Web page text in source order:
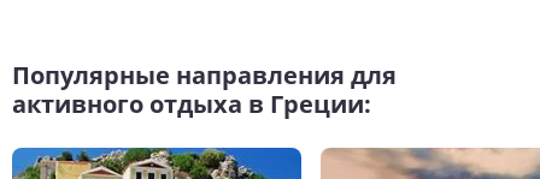
Популярные направления для
активного отдыха в Греции: